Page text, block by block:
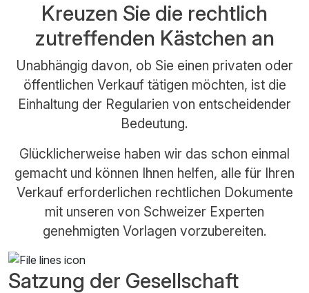
Kreuzen Sie die rechtlich
zutreffenden Kästchen an
Unabhängig davon, ob Sie einen privaten oder
öffentlichen Verkauf tätigen möchten, ist die
Einhaltung der Regularien von entscheidender
Bedeutung.
Glücklicherweise haben wir das schon einmal
gemacht und können Ihnen helfen, alle für Ihren
Verkauf erforderlichen rechtlichen Dokumente
mit unseren von Schweizer Experten
genehmigten Vorlagen vorzubereiten.
Satzung der Gesellschaft